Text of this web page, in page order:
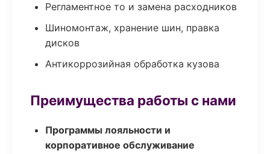
Регламентное то и замена расходников
Шиномонтаж, хранение шин, правка
дисков
Антикоррозийная обработка кузова
Преимущества работы с нами
Программы лояльности и
корпоративное обслуживание